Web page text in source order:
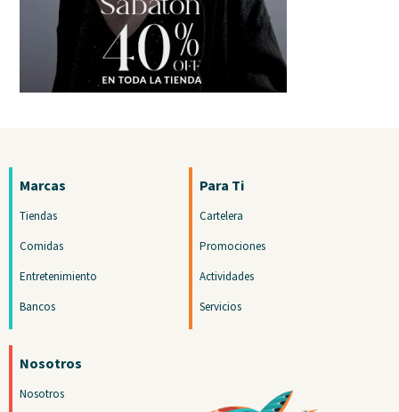
Marcas
Tiendas
Comidas
Entretenimiento
Bancos
Para Ti
Cartelera
Promociones
Actividades
Servicios
Nosotros
Nosotros